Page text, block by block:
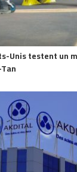
Unis testent un